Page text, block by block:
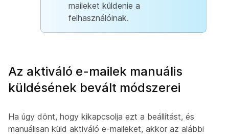
maileket küldenie a
felhasználóinak.
Az aktiváló e-mailek manuális
küldésének bevált módszerei
Ha úgy dönt, hogy kikapcsolja ezt a beállítást, és
manuálisan küld aktiváló e-maileket, akkor az alábbi